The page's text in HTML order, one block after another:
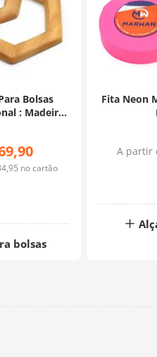
Bolsas
: Madeira
,90
,95 no cartão
bolsas
Fita Neon
A partir